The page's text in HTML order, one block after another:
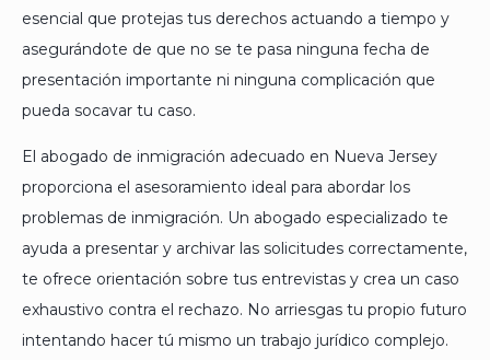
esencial que protejas tus derechos actuando a tiempo y
asegurándote de que no se te pasa ninguna fecha de
presentación importante ni ninguna complicación que
pueda socavar tu caso.
El abogado de inmigración adecuado en Nueva Jersey
proporciona el asesoramiento ideal para abordar los
problemas de inmigración. Un abogado especializado te
ayuda a presentar y archivar las solicitudes correctamente,
te ofrece orientación sobre tus entrevistas y crea un caso
exhaustivo contra el rechazo. No arriesgas tu propio futuro
intentando hacer tú mismo un trabajo jurídico complejo.